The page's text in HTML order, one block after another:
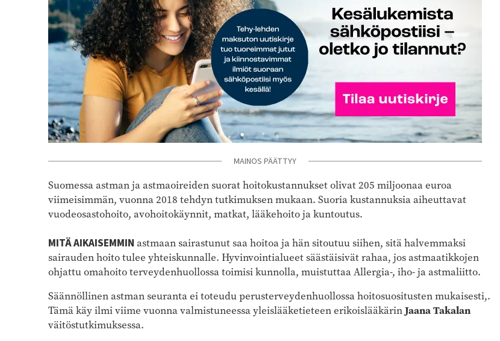
MAINOS PÄÄTTYY
Suomessa astman ja astmaoireiden suorat hoitokustannukset olivat 205 miljoonaa euroa
viimeisimmän, vuonna 2018 tehdyn tutkimuksen mukaan. Suoria kustannuksia aiheuttavat
vuodeosastohoito, avohoitokäynnit, matkat, lääkehoito ja kuntoutus.
MITÄ AIKAISEMMIN astmaan sairastunut saa hoitoa ja hän sitoutuu siihen, sitä halvemmaksi
sairauden hoito tulee yhteiskunnalle. Hyvinvointialueet säästäisivät rahaa, jos astmaatikkojen
ohjattu omahoito terveydenhuollossa toimisi kunnolla, muistuttaa Allergia-, iho- ja astmaliitto.
Säännöllinen astman seuranta ei toteudu perusterveydenhuollossa hoitosuositusten mukaisesti,.
Tämä käy ilmi viime vuonna valmistuneessa yleislääketieteen erikoislääkärinJaana Takalan
väitöstutkimuksessa.